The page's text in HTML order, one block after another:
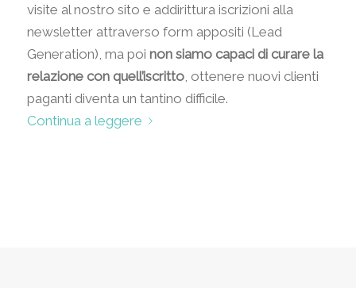
visite al nostro sito e addirittura iscrizioni alla
newsletter attraverso form appositi (Lead
Generation), ma poi non siamo capaci di curare la
relazione con quell’iscritto, ottenere nuovi clienti
paganti diventa un tantino difficile.
Continua a leggere